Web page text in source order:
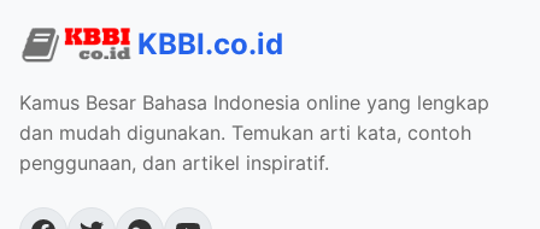
KBBI.co.id
Kamus Besar Bahasa Indonesia online yang lengkap
dan mudah digunakan. Temukan arti kata, contoh
penggunaan, dan artikel inspiratif.